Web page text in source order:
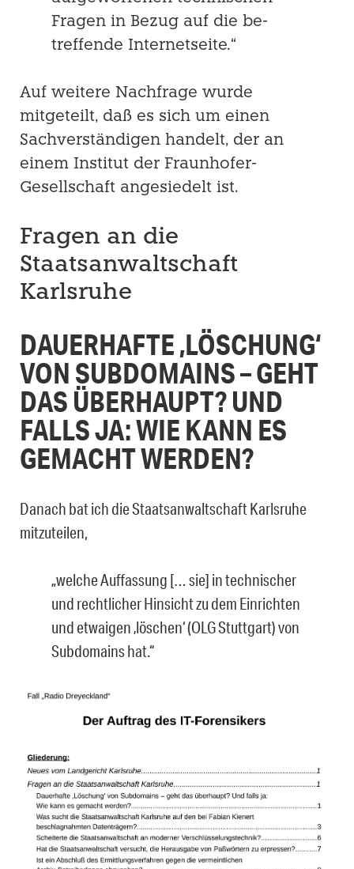
Fragen in Bezug auf die be­
treffende Internetseite.“
Auf weitere Nachfrage wurde
mitgeteilt, daß es sich um einen
Sachverständigen han­delt, der an
einem Institut der Fraunhofer-
Gesellschaft angesiedelt ist.
Fragen an die
Staatsanwaltschaft
Karlsruhe
DAUERHAFTE ‚LÖSCHUNG‘
VON SUBDOMAINS – GEHT
DAS ÜBERHAUPT? UND
FALLS JA: WIE KANN ES
GEMACHT WERDEN?
Danach bat ich die Staatsanwaltschaft Karlsruhe
mitzuteilen,
„welche Auffassung [… sie] in technischer
und rechtlicher Hinsicht zu dem Einrich­ten
und etwaigen ‚löschen‘ (OLG Stuttgart) von
Subdomains hat.“